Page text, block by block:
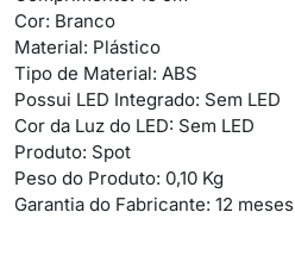
Cor: Branco
Material: Plástico
Tipo de Material: ABS
Possui LED Integrado: Sem LED
Cor da Luz do LED: Sem LED
Produto: Spot
Peso do Produto: 0,10 Kg
Garantia do Fabricante: 12 meses